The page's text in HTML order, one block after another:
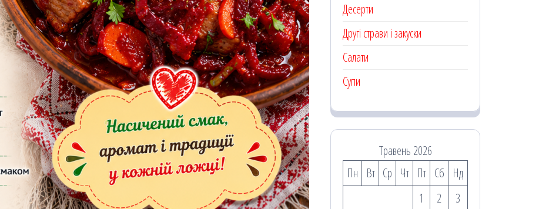
Десерти
Другі страви і закуски
Салати
Супи
Травень 2026
Пн
Вт Ср Чт Пт Сб
Нд
1
2
3